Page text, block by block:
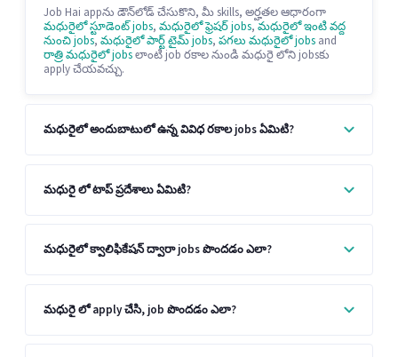
Job Hai appను డౌన్‌లోడ్ చేసుకొని, మీ skills, అర్హతల ఆధారంగా
మధురైలో స్టూడెంట్ jobs, మధురైలో ఫ్రెషర్ jobs, మధురైలో ఇంటి వద్ద
నుంచి jobs, మధురైలో పార్ట్ టైమ్ jobs, పగలు మధురైలో jobs and
రాత్రి మధురైలో jobsలాంటి job రకాల నుండి మధురై లోని jobsకు
apply చేయవచ్చు.
మధురైలో అందుబాటులో ఉన్న వివిధ రకాల jobs ఏమిటి?
మధురై లో టాప్ ప్రదేశాలు ఏమిటి?
మధురైలో క్వాలిఫికేషన్ ద్వారా jobs పొందడం ఎలా?
మధురై లో apply చేసి, job పొందడం ఎలా?